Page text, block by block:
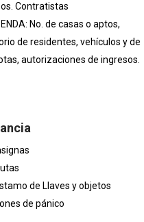
Contratistas
No. de casas o aptos,
de residentes, vehículos y de
autorizaciones de ingresos.
de Llaves y objetos
de pánico